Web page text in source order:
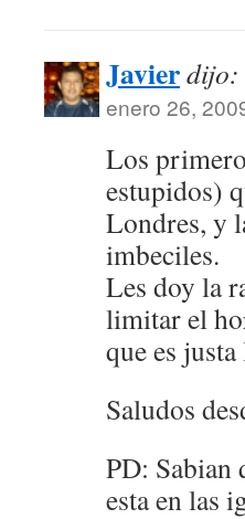
Javierdijo:
enero 26,
Los
estupidos)
Londres, y
imbeciles.
Les doy la
limitar el
que es
Saludos
PD: Sabian
esta en las